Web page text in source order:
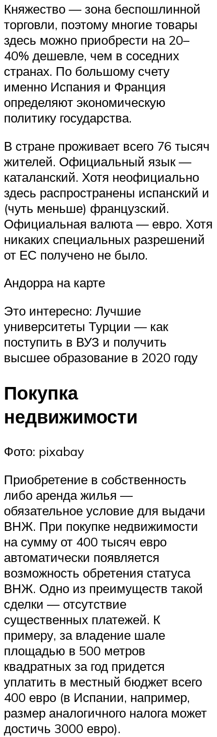
Княжество — зона беспошлинной
торговли, поэтому многие товары
здесь можно приобрести на 20–
40% дешевле, чем в соседних
странах. По большому счету
именно Испания и Франция
определяют экономическую
политику государства.
В стране проживает всего 76 тысяч
жителей. Официальный язык —
каталанский. Хотя неофициально
здесь распространены испанский и
(чуть меньше) французский.
Официальная валюта — евро. Хотя
никаких специальных разрешений
от ЕС получено не было.
Андорра на карте
Это интересно: Лучшие
университеты Турции — как
поступить в ВУЗ и получить
высшее образование в 2020 году
Покупка
недвижимости
Фото: pixabay
Приобретение в собственность
либо аренда жилья —
обязательное условие для выдачи
ВНЖ. При покупке недвижимости
на сумму от 400 тысяч евро
автоматически появляется
возможность обретения статуса
ВНЖ. Одно из преимуществ такой
сделки — отсутствие
существенных платежей. К
примеру, за владение шале
площадью в 500 метров
квадратных за год придется
уплатить в местный бюджет всего
400 евро (в Испании, например,
размер аналогичного налога может
достичь 3000 евро).